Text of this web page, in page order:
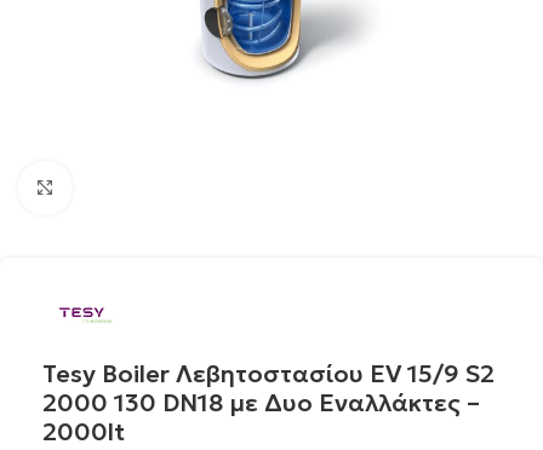
Tesy Boiler Λεβητοστασίου EV 15/9 S2
2000 130 DN18 με Δυο Εναλλάκτες –
2000lt